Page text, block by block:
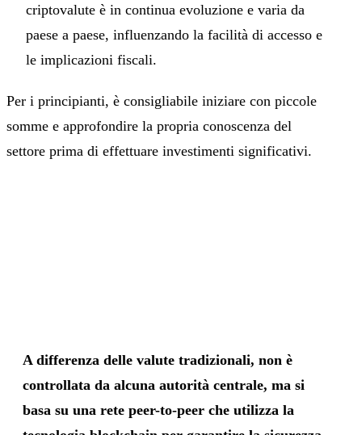
criptovalute è in continua evoluzione e varia da
paese a paese, influenzando la facilità di accesso e
le implicazioni fiscali.
Per i principianti, è consigliabile iniziare con piccole
somme e approfondire la propria conoscenza del
settore prima di effettuare investimenti significativi.
A differenza delle valute tradizionali, non è
controllata da alcuna autorità centrale, ma si
basa su una rete peer-to-peer che utilizza la